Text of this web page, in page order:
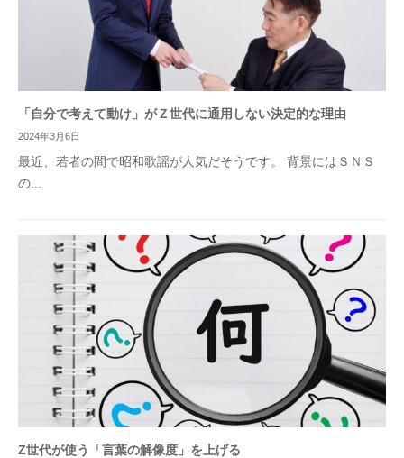
「自分で考えて動け」がＺ世代に通用しない決定的な理由
2024年3月6日
最近、若者の間で昭和歌謡が人気だそうです。 背景にはＳＮＳ
の...
Z世代が使う「言葉の解像度」を上げる